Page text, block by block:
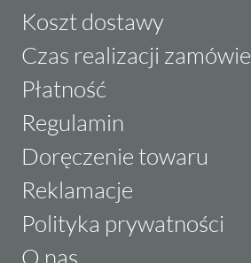
Koszt dostawy
Czas realizacji
Płatność
Regulamin
Doręczenie towaru
Reklamacje
Polityka prywatności
O nas